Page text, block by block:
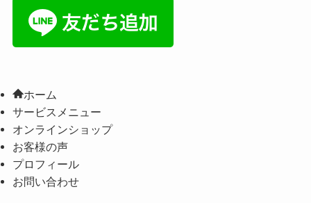
ホーム
サービスメニュー
オンラインショップ
お客様の声
プロフィール
お問い合わせ